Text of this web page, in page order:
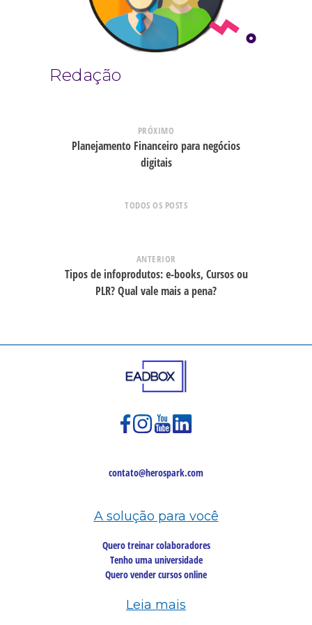
Redação
PRÓXIMO
Planejamento Financeiro para negócios
digitais
TODOS OS POSTS
ANTERIOR
Tipos de infoprodutos: e-books, Cursos ou
PLR? Qual vale mais a pena?
contato@herospark.com
A solução para você
Quero treinar colaboradores
Tenho uma universidade
Quero vender cursos online
Leia mais